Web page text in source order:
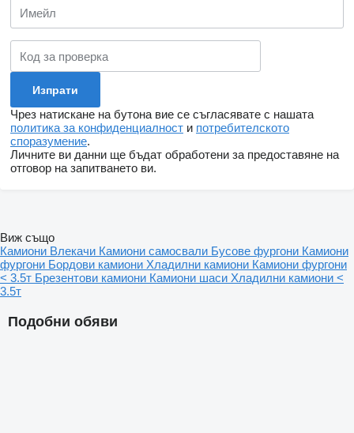
Чрез натискане на бутона вие се съгласявате с нашата
политика за конфиденциалност и потребителското
споразумение.
Личните ви данни ще бъдат обработени за предоставяне на
отговор на запитването ви.
Подобни обяви
Виж също
Камиони Влекачи Камиони самосвали Бусове фургони Камиони
фургони Бордови камиони Хладилни камиони Камиони фургони
< 3.5т Брезентови камиони Камиони шаси Хладилни камиони <
3.5т